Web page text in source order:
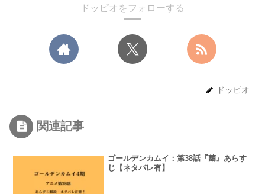
ドッピオをフォローする
ドッピオ
関連記事
ゴールデンカムイ：第38話『繭』あらす
じ【ネタバレ有】